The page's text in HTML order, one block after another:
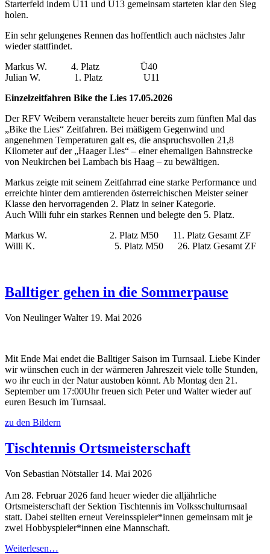
Starterfeld indem U11 und U13 gemeinsam starteten klar den Sieg
holen.
Ein sehr gelungenes Rennen das hoffentlich auch nächstes Jahr
wieder stattfindet.
Markus W. 4. Platz Ü40
Julian W. 1. Platz U11
Einzelzeitfahren Bike the Lies 17.05.2026
Der RFV Weibern veranstaltete heuer bereits zum fünften Mal das
„Bike the Lies“ Zeitfahren. Bei mäßigem Gegenwind und
angenehmen Temperaturen galt es, die anspruchsvollen 21,8
Kilometer auf der „Haager Lies“ – einer ehemaligen Bahnstrecke
von Neukirchen bei Lambach bis Haag – zu bewältigen.
Markus zeigte mit seinem Zeitfahrrad eine starke Performance und
erreichte hinter dem amtierenden österreichischen Meister seiner
Klasse den hervorragenden 2. Platz in seiner Kategorie.
Auch Willi fuhr ein starkes Rennen und belegte den 5. Platz.
Markus W. 2. Platz M50 11. Platz Gesamt ZF
Willi K. 5. Platz M50 26. Platz Gesamt ZF
Balltiger gehen in die Sommerpause
Von Neulinger Walter 19. Mai 2026
Mit Ende Mai endet die Balltiger Saison im Turnsaal. Liebe Kinder
wir wünschen euch in der wärmeren Jahreszeit viele tolle Stunden,
wo ihr euch in der Natur austoben könnt. Ab Montag den 21.
September um 17:00Uhr freuen sich Peter und Walter wieder auf
euren Besuch im Turnsaal.
zu den Bildern
Tischtennis Ortsmeisterschaft
Von Sebastian Nötstaller 14. Mai 2026
Am 28. Februar 2026 fand heuer wieder die alljährliche
Ortsmeisterschaft der Sektion Tischtennis im Volksschulturnsaal
statt. Dabei stellten erneut Vereinsspieler*innen gemeinsam mit je
zwei Hobbyspieler*innen eine Mannschaft.
Weiterlesen…